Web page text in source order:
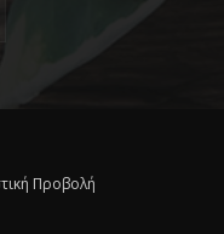
Προβολή